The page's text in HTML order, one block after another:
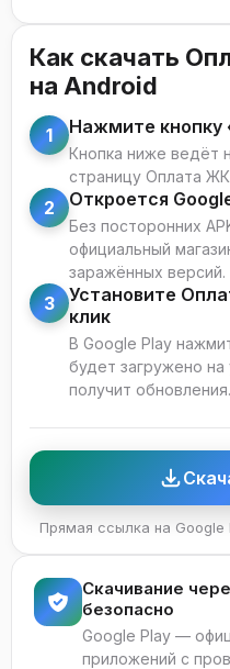
Свободное место:
чеков.
Камера для
квитанциях.
NFC (опционально) —
ЕКАРТА прикладыванием
Стабильное интернет-
платежей.
Как скачать и
Откройте Google Play
если сервисы Google
В строке поиска
Нажмите «Установить»
загрузки.
Откройте приложение и
Привяжите банковскую
«Профиль».
Особенности
Как скачать
на Android
1 Нажмите кнопку
Кнопка ниже ведёт
страницу Оплата
2 Откроется
Без посторонних
официальный
заражённых версий.
3
Установите
клик
В Google Play
будет загружено на
получит обновления.
Прямая ссылка на
Скачивание
безопасно
Google Play —
приложений с